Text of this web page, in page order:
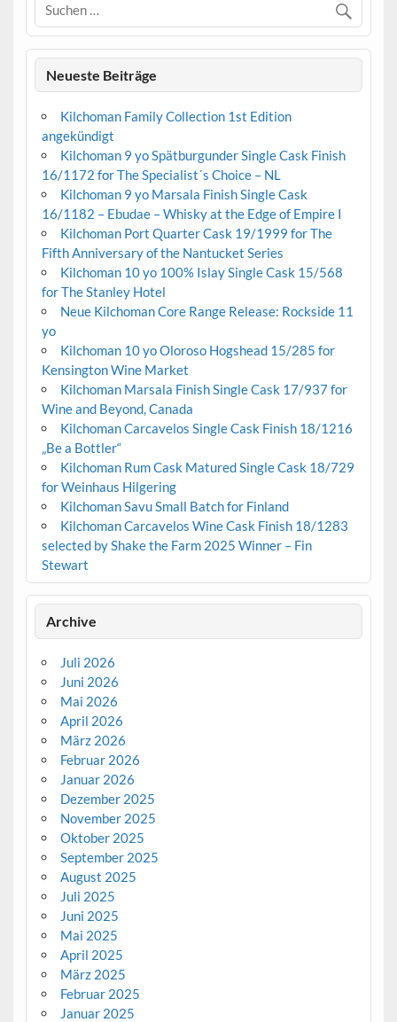
Neueste Beiträge
Kilchoman Family Collection 1st Edition
angekündigt
Kilchoman 9 yo Spätburgunder Single Cask Finish
16/1172 for The Specialist´s Choice – NL
Kilchoman 9 yo Marsala Finish Single Cask
16/1182 – Ebudae – Whisky at the Edge of Empire I
Kilchoman Port Quarter Cask 19/1999 for The
Fifth Anniversary of the Nantucket Series
Kilchoman 10 yo 100% Islay Single Cask 15/568
for The Stanley Hotel
Neue Kilchoman Core Range Release: Rockside 11
yo
Kilchoman 10 yo Oloroso Hogshead 15/285 for
Kensington Wine Market
Kilchoman Marsala Finish Single Cask 17/937 for
Wine and Beyond, Canada
Kilchoman Carcavelos Single Cask Finish 18/1216
„Be a Bottler“
Kilchoman Rum Cask Matured Single Cask 18/729
for Weinhaus Hilgering
Kilchoman Savu Small Batch for Finland
Kilchoman Carcavelos Wine Cask Finish 18/1283
selected by Shake the Farm 2025 Winner – Fin
Stewart
Archive
Juli 2026
Juni 2026
Mai 2026
April 2026
März 2026
Februar 2026
Januar 2026
Dezember 2025
November 2025
Oktober 2025
September 2025
August 2025
Juli 2025
Juni 2025
Mai 2025
April 2025
März 2025
Februar 2025
Januar 2025